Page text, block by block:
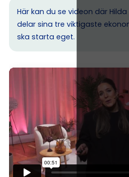
Här kan du se videon där
delar sina tre viktigaste
ska starta eget.